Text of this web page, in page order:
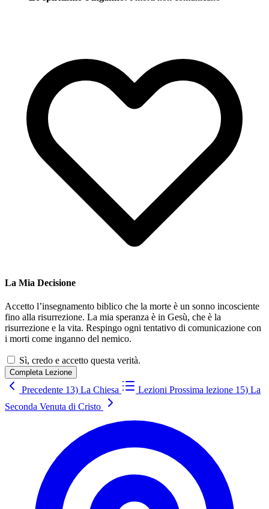
La Mia Decisione
Accetto l’insegnamento biblico che la morte è un sonno incosciente
fino alla risurrezione. La mia speranza è in Gesù, che è la
risurrezione e la vita. Respingo ogni tentativo di comunicazione con
i morti come inganno del nemico.
Sì, credo e accetto questa verità.
Completa Lezione
Precedente 13) La Chiesa Lezioni Prossima lezione 15) La
Seconda Venuta di Cristo